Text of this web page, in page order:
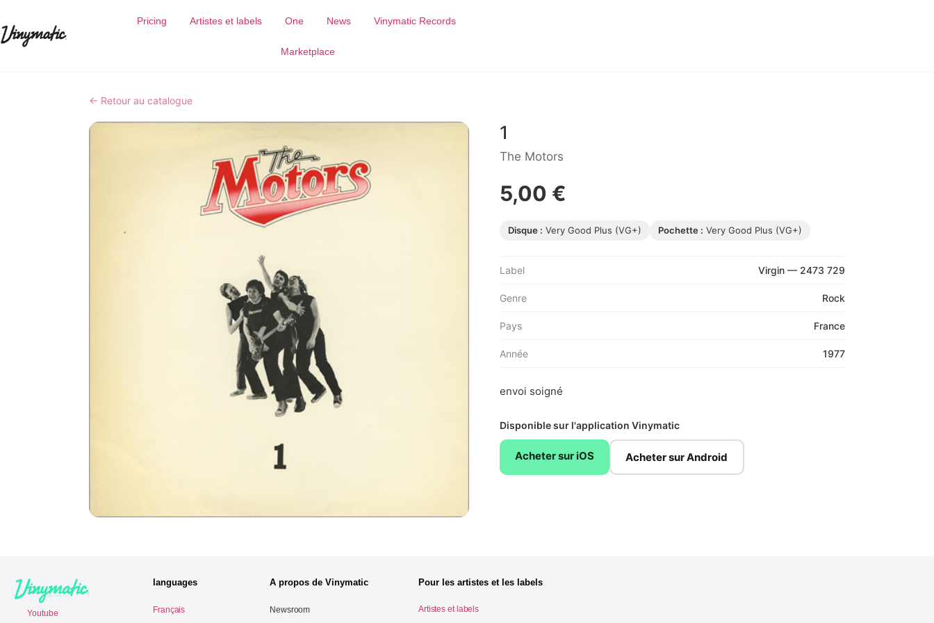
Pricing Artistes et labels One News Vinymatic Records
Marketplace
← Retour au catalogue
1
The Motors
5,00 €
Disque : Very Good Plus (VG+) Pochette : Very Good Plus (VG+)
Label Virgin — 2473 729
Genre Rock
Pays France
Année 1977
envoi soigné
Disponible sur l'application Vinymatic
Acheter sur iOS Acheter sur Android
Youtube
languages
Français
A propos de Vinymatic
Newsroom
Pour les artistes et les labels
Artistes et labels